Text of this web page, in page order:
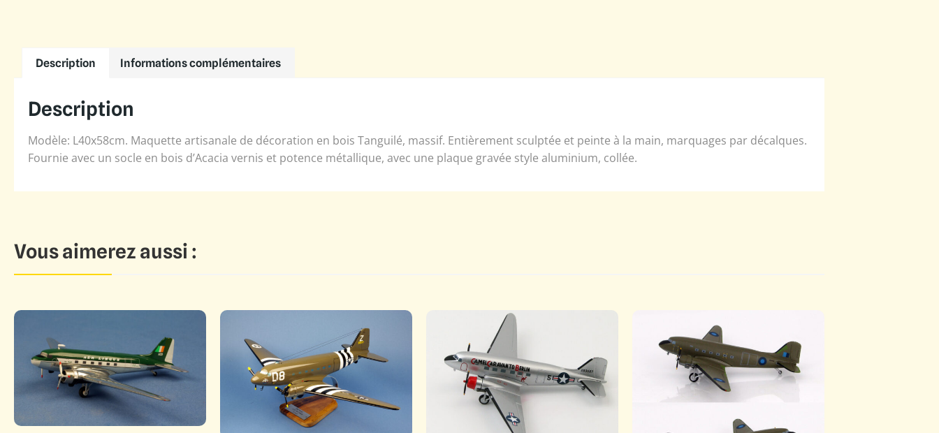
Description Informations complémentaires
Description
Modèle: L40x58cm. Maquette artisanale de décoration en bois Tanguilé, massif. Entièrement sculptée et peinte à la main, marquages par décalques.
Fournie avec un socle en bois d’Acacia vernis et potence métallique, avec une plaque gravée style aluminium, collée.
Vous aimerez aussi :